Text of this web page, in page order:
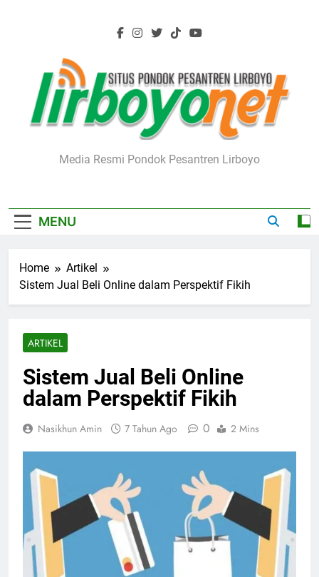
Lirboyo.net
Media Resmi Pondok Pesantren Lirboyo
MENU
Home
Artikel
Sistem Jual Beli Online dalam Perspektif Fikih
ARTIKEL
Sistem Jual Beli Online
dalam Perspektif Fikih
Nasikhun Amin 7 Tahun Ago 0 2 Mins